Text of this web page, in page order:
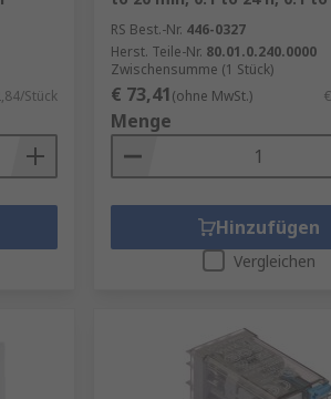
Stück
RS Best.-Nr. 446-0327
Herst. Teile-Nr. 80.01.0.240.0000
Zwischensumme (1 Stück)
€ 73,41(ohne MwSt.)
Menge
Hinzufügen
Vergleichen